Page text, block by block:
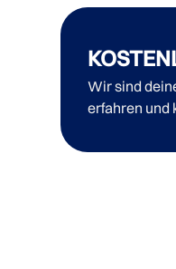
Wir sind
erfahren und